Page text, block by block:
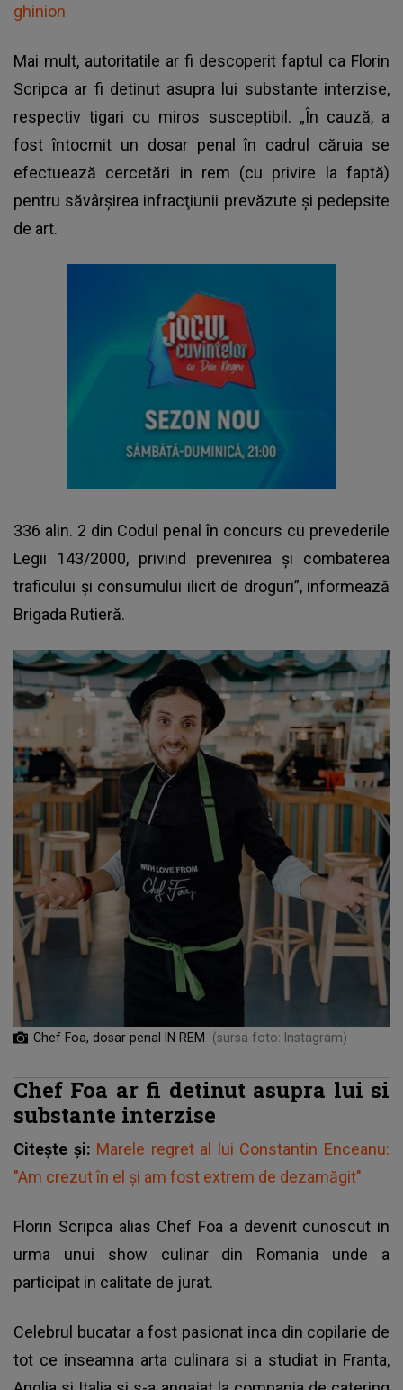
ghinion
Mai mult, autoritatile ar fi descoperit faptul ca Florin
Scripca ar fi detinut asupra lui substante interzise,
respectiv tigari cu miros susceptibil. „În cauză, a
fost întocmit un dosar penal în cadrul căruia se
efectuează cercetări in rem (cu privire la faptă)
pentru săvârşirea infracţiunii prevăzute şi pedepsite
de art.
336 alin. 2 din Codul penal în concurs cu prevederile
Legii 143/2000, privind prevenirea şi combaterea
traficului şi consumului ilicit de droguri”, informează
Brigada Rutieră.
Chef Foa, dosar penal IN REM (sursa foto: Instagram)
Chef Foa ar fi detinut asupra lui si
substante interzise
Citește și: Marele regret al lui Constantin Enceanu:
"Am crezut în el şi am fost extrem de dezamăgit"
Florin Scripca alias Chef Foa a devenit cunoscut in
urma unui show culinar din Romania unde a
participat in calitate de jurat.
Celebrul bucatar a fost pasionat inca din copilarie de
tot ce inseamna arta culinara si a studiat in Franta,